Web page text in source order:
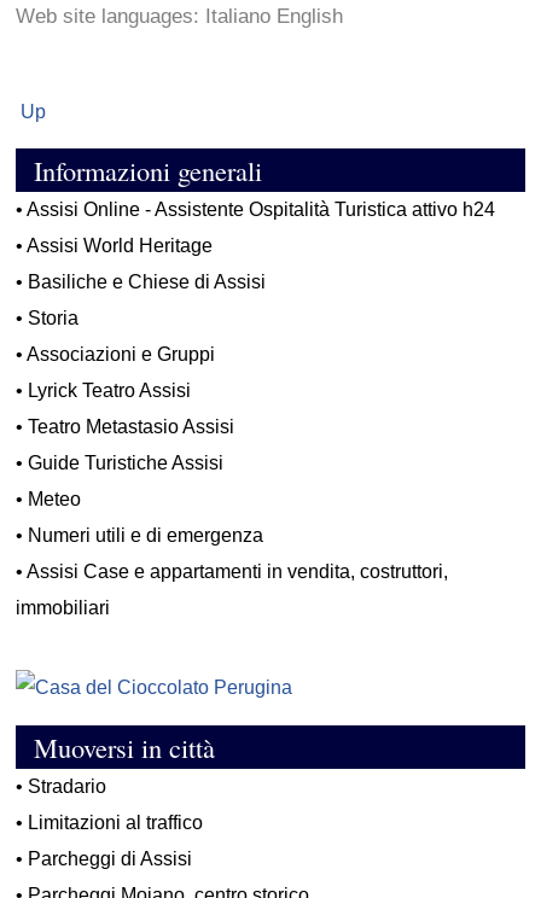
Web site languages: Italiano English
Up
Informazioni generali
•Assisi Online - Assistente Ospitalità Turistica attivo h24
•Assisi World Heritage
• Basiliche e Chiese di Assisi
• Storia
•Associazioni e Gruppi
• Lyrick Teatro Assisi
•Teatro Metastasio Assisi
•Guide Turistiche Assisi
• Meteo
• Numeri utili e di emergenza
•Assisi Case e appartamenti in vendita, costruttori,
immobiliari
Muoversi in città
• Stradario
• Limitazioni al traffico
• Parcheggi di Assisi